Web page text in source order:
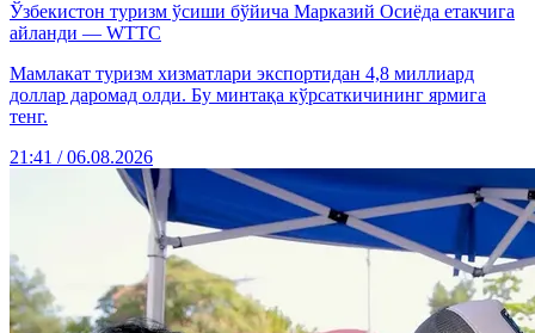
Ўзбекистон туризм ўсиши бўйича Марказий Осиёда етакчига
айланди — WTTC
Мамлакат туризм хизматлари экспортидан 4,8 миллиард
доллар даромад олди. Бу минтақа кўрсаткичининг ярмига
тенг.
21:41 / 06.08.2026